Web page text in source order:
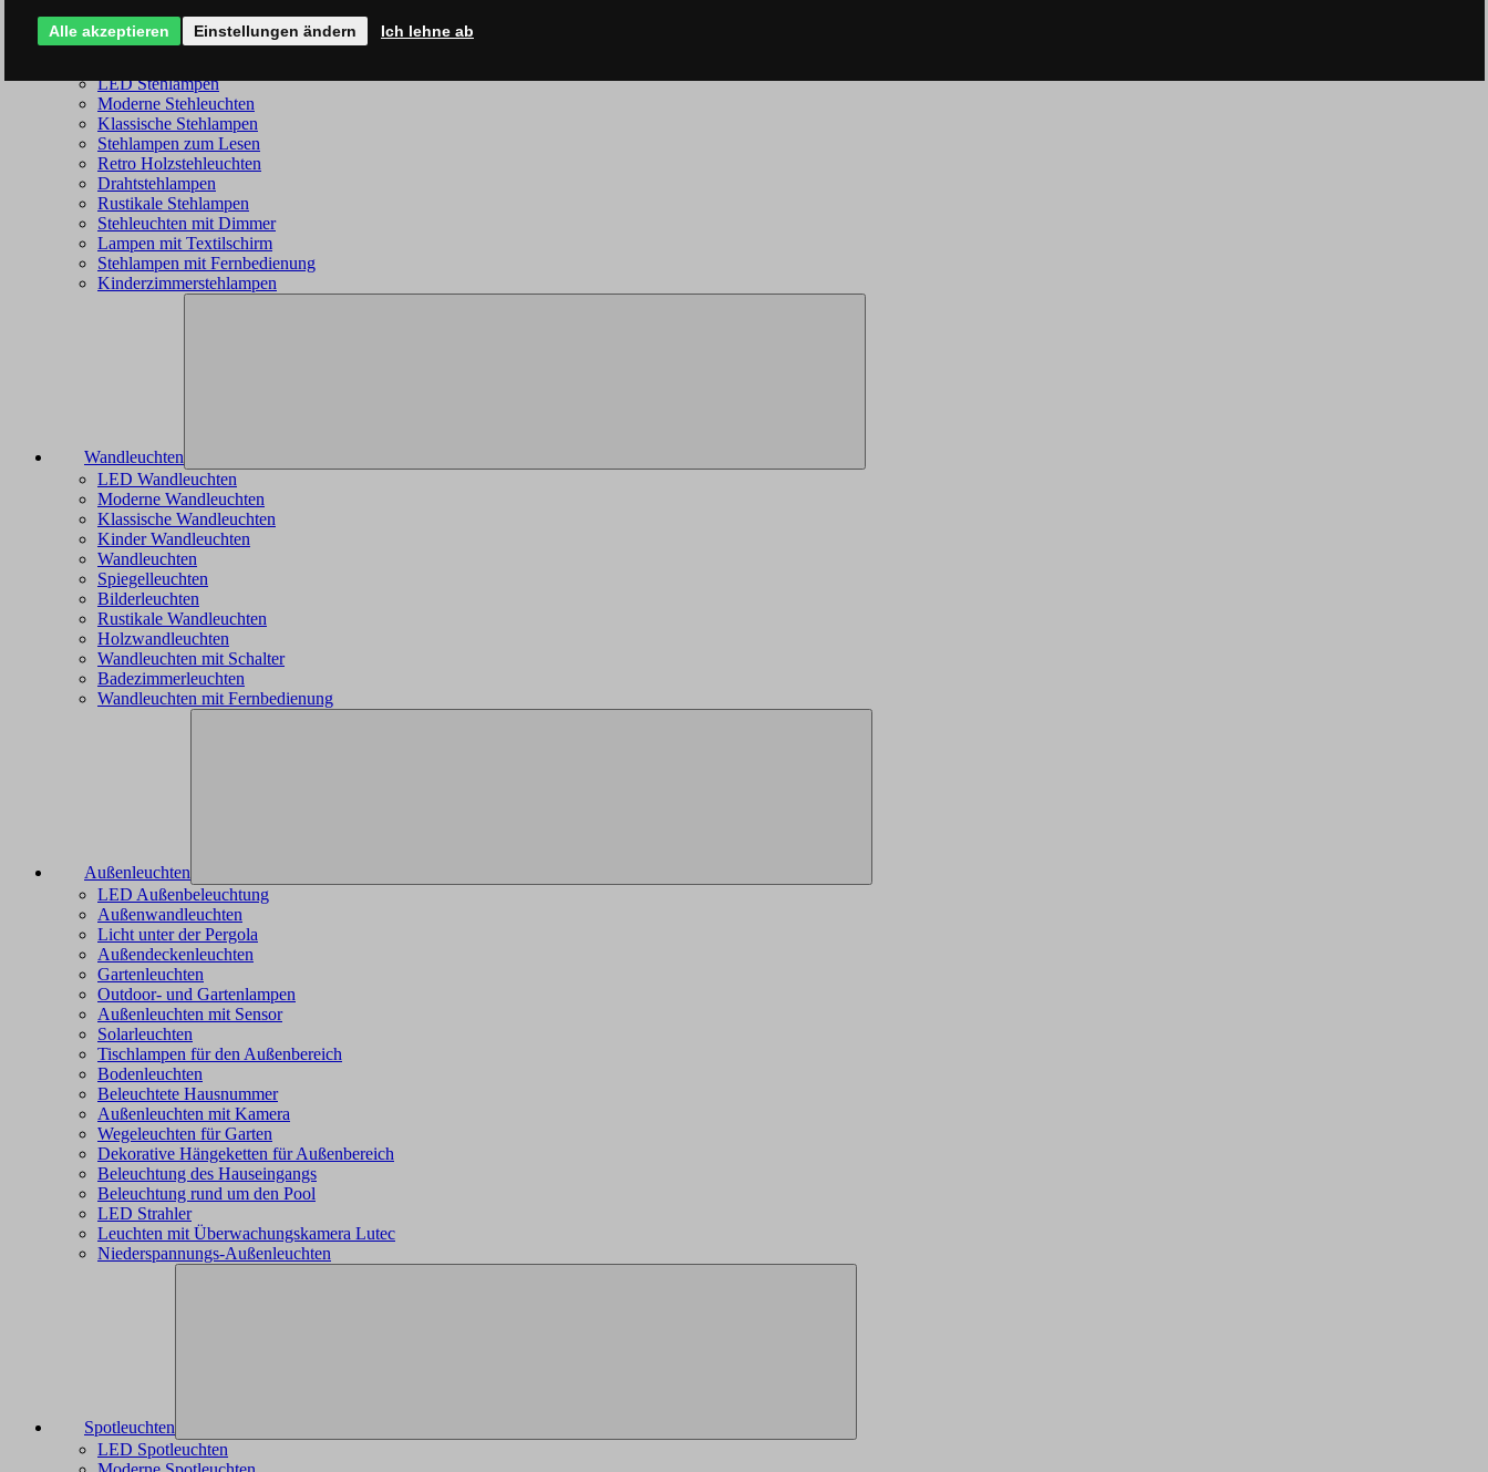
LED Stehlampen
Moderne Stehleuchten
Klassische Stehlampen
Stehlampen zum Lesen
Retro Holzstehleuchten
Drahtstehlampen
Rustikale Stehlampen
Stehleuchten mit Dimmer
Lampen mit Textilschirm
Stehlampen mit Fernbedienung
Kinderzimmerstehlampen
Wandleuchten
LED Wandleuchten
Moderne Wandleuchten
Klassische Wandleuchten
Kinder Wandleuchten
Wandleuchten
Spiegelleuchten
Bilderleuchten
Rustikale Wandleuchten
Holzwandleuchten
Wandleuchten mit Schalter
Badezimmerleuchten
Wandleuchten mit Fernbedienung
Außenleuchten
LED Außenbeleuchtung
Außenwandleuchten
Licht unter der Pergola
Außendeckenleuchten
Gartenleuchten
Outdoor- und Gartenlampen
Außenleuchten mit Sensor
Solarleuchten
Tischlampen für den Außenbereich
Bodenleuchten
Beleuchtete Hausnummer
Außenleuchten mit Kamera
Wegeleuchten für Garten
Dekorative Hängeketten für Außenbereich
Beleuchtung des Hauseingangs
Beleuchtung rund um den Pool
LED Strahler
Leuchten mit Überwachungskamera Lutec
Niederspannungs-Außenleuchten
Spotleuchten
LED Spotleuchten
Alle akzeptieren Einstellungen ändern Ich lehne ab